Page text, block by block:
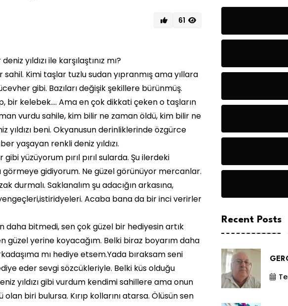
61
yıldızı ile karşılaştınız mı?
Kimi taşlar tuzlu sudan yıpranmış ama yıllara
gibi. Bazıları değişik şekillere bürünmüş.
bir kelebek…. Ama en çok dikkati çeken o taşların
vurdu sahile, kim bilir ne zaman öldü, kim bilir ne
yıldızı beni. Okyanusun derinliklerinde özgürce
yaşayan renkli deniz yıldızı.
gibi yüzüyorum pırıl pırıl sularda. Şu ilerdeki
gidiyorum. Ne güzel görünüyor mercanlar.
durmalı. Saklanalım şu adacığın arkasına,
Acaba bana da bir inci verirler
daha bitmedi, sen çok güzel bir hediyesin artık
güzel yerine koyacağım. Belki biraz boyarım daha
mı hediye etsem.Yada bıraksam seni
eder sevgi sözcükleriyle. Belki küs olduğu
yıldızı gibi vurdum kendimi sahillere ama onun
biri bulursa. Kırıp kollarını atarsa. Ölüsün sen
Recent Posts